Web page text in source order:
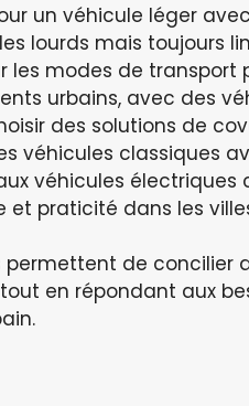
un véhicule léger
lourds mais toujours
les modes de
urbains, avec des
des solutions de
véhicules classiques
aux véhicules
et praticité dans les
permettent de concilier
en répondant aux